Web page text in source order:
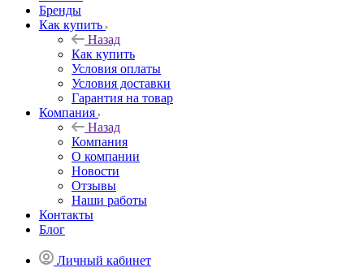
Бренды
Как купить
Назад
Как купить
Условия оплаты
Условия доставки
Гарантия на товар
Компания
Назад
Компания
О компании
Новости
Отзывы
Наши работы
Контакты
Блог
Личный кабинет